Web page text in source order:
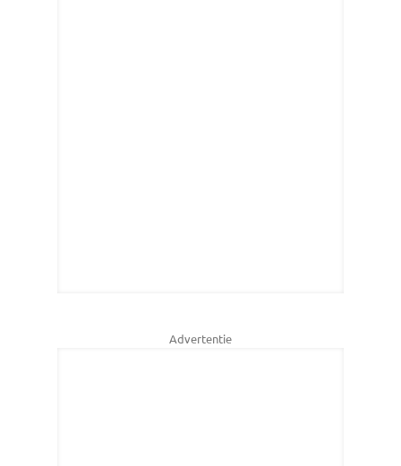
Advertentie